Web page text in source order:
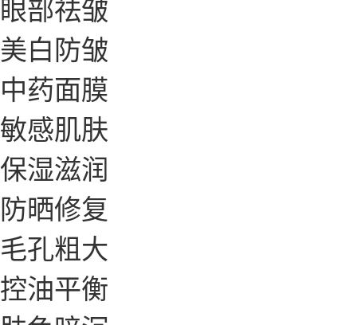
眼部祛皱
美白防皱
中药面膜
敏感肌肤
保湿滋润
防晒修复
毛孔粗大
控油平衡